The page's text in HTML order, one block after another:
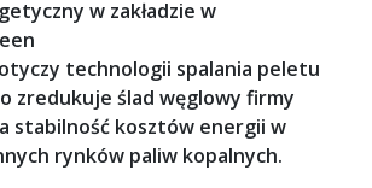
w zakładzie w
technologii spalania peletu
zredukuje ślad węglowy firmy
stabilność kosztów energii w
rynków paliw kopalnych.